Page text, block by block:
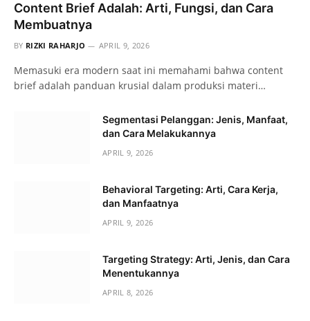
Content Brief Adalah: Arti, Fungsi, dan Cara
Membuatnya
BY RIZKI RAHARJO APRIL 9, 2026
Memasuki era modern saat ini memahami bahwa content
brief adalah panduan krusial dalam produksi materi…
Segmentasi Pelanggan: Jenis, Manfaat,
dan Cara Melakukannya
APRIL 9, 2026
Behavioral Targeting: Arti, Cara Kerja,
dan Manfaatnya
APRIL 9, 2026
Targeting Strategy: Arti, Jenis, dan Cara
Menentukannya
APRIL 8, 2026